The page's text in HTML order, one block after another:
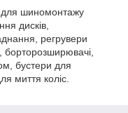
для шиномонтажу
дисків,
регрувери
борторозширювачі,
бустери для
миття коліс.